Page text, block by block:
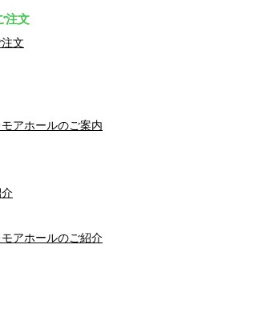
注文
文
アホールのご案内
アホールのご紹介